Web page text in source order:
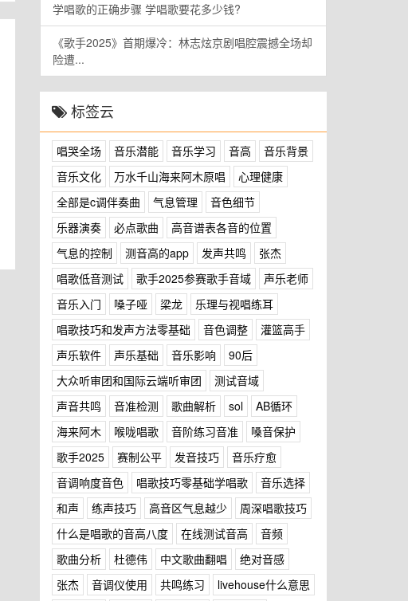
学唱歌的正确步骤 学唱歌要花多少钱?
《歌手2025》首期爆冷：林志炫京剧唱腔震撼全场却
险遭...
标签云
唱哭全场 音乐潜能 音乐学习 音高
音乐背景
音乐文化
万水千山海来阿木原唱
心理健康
全部是c调伴奏曲
气息管理
音色细节
乐器演奏
必点歌曲
高音谱表各音的位置
气息的控制
测音高的app 发声共鸣
张杰
唱歌低音测试
歌手2025参赛歌手音域
声乐老师
音乐入门
嗓子哑 梁龙
乐理与视唱练耳
唱歌技巧和发声方法零基础
音色调整
灌篮高手
声乐软件
声乐基础 音乐影响
90后
大众听审团和国际云端听审团
测试音域
声音共鸣
音准检测 歌曲解析 sol
AB循环
海来阿木
喉咙唱歌 音阶练习音准
嗓音保护
歌手2025
赛制公平 发音技巧
音乐疗愈
音调响度音色
唱歌技巧零基础学唱歌
音乐选择
和声
练声技巧 高音区气息越少
周深唱歌技巧
什么是唱歌的音高八度
在线测试音高
音频
歌曲分析
杜德伟 中文歌曲翻唱
绝对音感
张杰
音调仪使用 共鸣练习
livehouse什么意思